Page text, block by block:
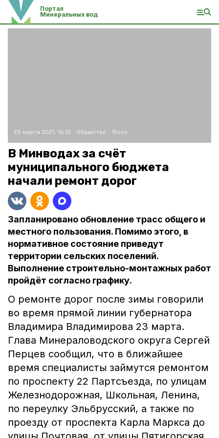
Портал
Минеральных вод
25 марта 2021, 16:12 Общество Фото:
В Минводах за счёт
муниципального бюджета
начали ремонт дорог
Запланировано обновление трасс общего и
местного пользования. Помимо этого, в
нормативное состояние приведут
территории сельских поселений.
Выполнение строительно-монтажных работ
пройдёт согласно графику.
О ремонте дорог после зимы говорили
во время прямой линии губернатора
Владимира Владимирова 23 марта.
Глава Минераловодского округа Сергей
Перцев сообщил, что в ближайшее
время специалисты займутся ремонтом
по проспекту 22 Партсъезда, по улицам
Железнодорожная, Школьная, Ленина,
по переулку Эльбрусский, а также по
проезду от проспекта Карла Маркса до